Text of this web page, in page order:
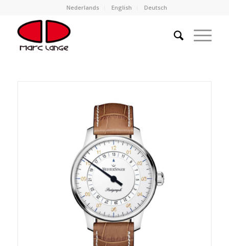
Nederlands English Deutsch